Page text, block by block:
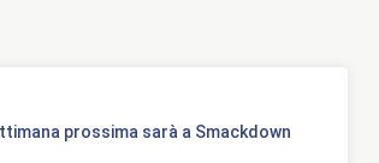
prossima sarà a Smackdown